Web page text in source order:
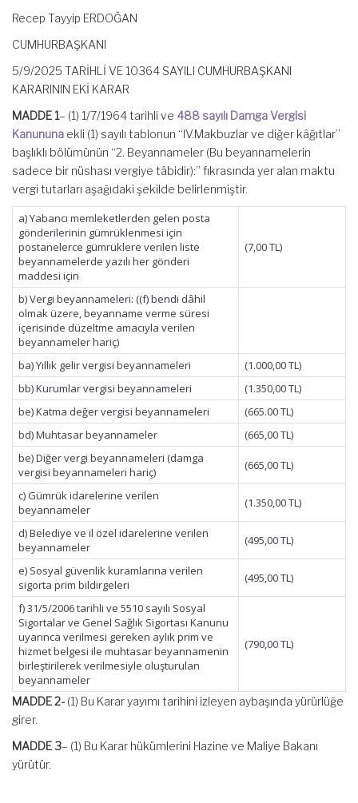
Recep Tayyip ERDOĞAN
CUMHURBAŞKANI
5/9/2025 TARİHLİ VE 10364 SAYILI CUMHURBAŞKANI
KARARININ EKİ KARAR
MADDE 1– (1) 1/7/1964 tarihli ve 488 sayılı Damga Vergisi
Kanununa ekli (1) sayılı tablonun “IV.Makbuzlar ve diğer kâğıtlar”
başlıklı bölümünün “2. Beyannameler (Bu beyannamelerin
sadece bir nüshası vergiye tâbidir):” fıkrasında yer alan maktu
vergi tutarları aşağıdaki şekilde belirlenmiştir.
a) Yabancı memleketlerden gelen posta
gönderilerinin gümrüklenmesi için
postanelerce gümrüklere verilen liste
beyannamelerde yazılı her gönderi
maddesi için
(7,00 TL)
b) Vergi beyannameleri: ((f) bendi dâhil
olmak üzere, beyanname verme süresi
içerisinde düzeltme amacıyla verilen
beyannameler hariç)
ba) Yıllık gelir vergisi beyannameleri
(1.000,00 TL)
bb) Kurumlar vergisi beyannameleri
(1.350,00 TL)
be) Katma değer vergisi beyannameleri
(665.00 TL)
bd) Muhtasar beyannameler
(665,00 TL)
be) Diğer vergi beyannameleri (damga
vergisi beyannameleri hariç)
(665,00 TL)
c) Gümrük idarelerine verilen
beyannameler
(1.350,00 TL)
d) Belediye ve il özel idarelerine verilen
beyannameler
(495,00 TL)
e) Sosyal güvenlik kuramlarına verilen
sigorta prim bildirgeleri
(495,00 TL)
f) 31/5/2006 tarihli ve 5510 sayılı Sosyal
Sigortalar ve Genel Sağlık Sigortası Kanunu
uyarınca verilmesi gereken aylık prim ve
hizmet belgesi ile muhtasar beyannamenin
birleştirilerek verilmesiyle oluşturulan
beyannameler
(790,00 TL)
MADDE 2- (1) Bu Karar yayımı tarihini izleyen aybaşında yürürlüğe
girer.
MADDE 3– (1) Bu Karar hükümlerini Hazine ve Maliye Bakanı
yürütür.